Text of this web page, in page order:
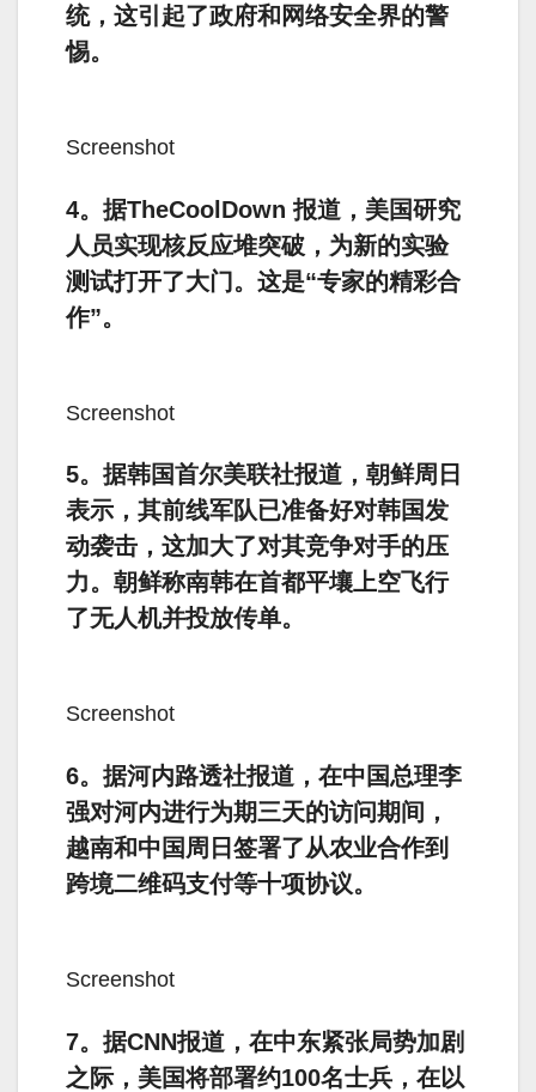
统，这引起了政府和网络安全界的警
惕。
Screenshot
4。据TheCoolDown 报道，美国研究
人员实现核反应堆突破，为新的实验
测试打开了大门。这是“专家的精彩合
作”。
Screenshot
5。据韩国首尔美联社报道，朝鲜周日
表示，其前线军队已准备好对韩国发
动袭击，这加大了对其竞争对手的压
力。朝鲜称南韩在首都平壤上空飞行
了无人机并投放传单。
Screenshot
6。据河内路透社报道，在中国总理李
强对河内进行为期三天的访问期间，
越南和中国周日签署了从农业合作到
跨境二维码支付等十项协议。
Screenshot
7。据CNN报道，在中东紧张局势加剧
之际，美国将部署约100名士兵，在以